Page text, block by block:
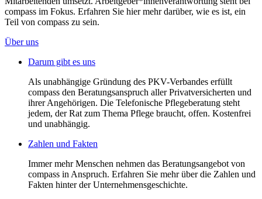
compass im Fokus. Erfahren Sie hier mehr darüber, wie es ist, ein
Teil von compass zu sein.
Über uns
Darum gibt es uns
Als unabhängige Gründung des PKV-Verbandes erfüllt
compass den Beratungsanspruch aller Privatversicherten und
ihrer Angehörigen. Die Telefonische Pflegeberatung steht
jedem, der Rat zum Thema Pflege braucht, offen. Kostenfrei
und unabhängig.
Zahlen und Fakten
Immer mehr Menschen nehmen das Beratungsangebot von
compass in Anspruch. Erfahren Sie mehr über die Zahlen und
Fakten hinter der Unternehmensgeschichte.